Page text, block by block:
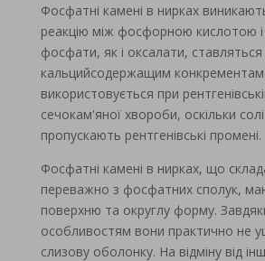
Фосфатні камені в нирках
реакцію між фосфорною кислотою і
фосфати, як і оксалати,
кальцийсодержащим
використовується при
сечокам'яної хвороби, оскільки
пропускають рентгенівські промені.
Фосфатні камені в нирках, що
переважно з фосфатних сполук,
поверхню та округлу форму.
особливостям вони практично не
слизову оболонку. На відміну від